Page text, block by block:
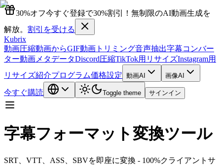
30%オフ今すぐ登録で30%割引！無制限のAI動画生成を
解放。 割引を受ける
Kubrix
動画圧縮動画からGIF動画トリミング音声抽出字幕コンバー
ター動画メタデータDiscord圧縮TikTok用リサイズInstagram用
リサイズ紹介プログラム価格設定 動画AI 画像AI
今すぐ購読 Toggle theme サインイン
字幕フォーマット変換ツール
SRT、VTT、ASS、SBVを即座に変換 - 100%クライアントサ